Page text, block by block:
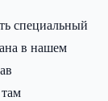
специальный
в нашем